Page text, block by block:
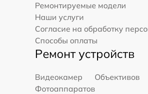
Ремонтируемые модели
Наши услуги
Согласие на обработку
Способы оплаты
Ремонт устройств
Видеокамер
Объективов
Фотоаппаратов